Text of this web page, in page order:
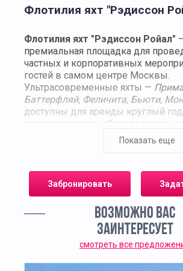
Флотилия яхт "Рэдиссон
Флотилия яхт "Рэдиссон Ройал"
премиальная площадка для
частных и корпоративных
гостей в самом центре Москвы.
Ультрасовременные яхты —
Баттерфляй, Феличита, Бьюти,
доступны для аренды круглый
климатическому оборудованию и
На борту — всё для яркого и
Системы кондиционирования и
Бар
Музыкальное и световое
Караоке
Подводная подсветка
Показать еще
Забронировать
ВОЗМОЖНО ВАС
ЗАИНТЕРЕСУЕТ
смотреть все